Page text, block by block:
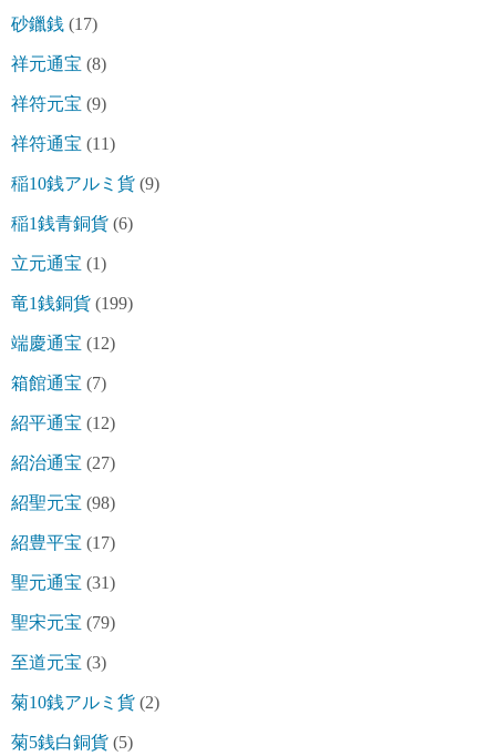
砂鑞銭 (17)
祥元通宝 (8)
祥符元宝 (9)
祥符通宝 (11)
稲10銭アルミ貨 (9)
稲1銭青銅貨 (6)
立元通宝 (1)
竜1銭銅貨 (199)
端慶通宝 (12)
箱館通宝 (7)
紹平通宝 (12)
紹治通宝 (27)
紹聖元宝 (98)
紹豊平宝 (17)
聖元通宝 (31)
聖宋元宝 (79)
至道元宝 (3)
菊10銭アルミ貨 (2)
菊5銭白銅貨 (5)